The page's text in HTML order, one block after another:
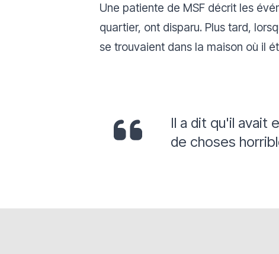
Une patiente de MSF décrit les
quartier, ont disparu. Plus tard,
se trouvaient dans la maison où il
Il a dit qu'il avait
de choses